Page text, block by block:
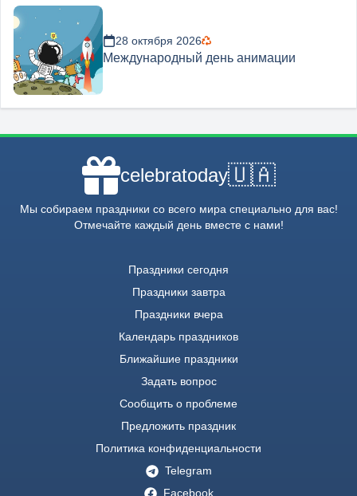
28 октября 2026
Международный день анимации
celebratoday🇺🇦
Мы собираем праздники со всего мира специально для вас!
Отмечайте каждый день вместе с нами!
Праздники сегодня
Праздники завтра
Праздники вчера
Календарь праздников
Ближайшие праздники
Задать вопрос
Сообщить о проблеме
Предложить праздник
Политика конфиденциальности
Telegram
Facebook